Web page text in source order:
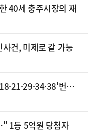
40세 충주시장의 재
건, 미제로 갈 가능
번…
1등 5억원 당첨자